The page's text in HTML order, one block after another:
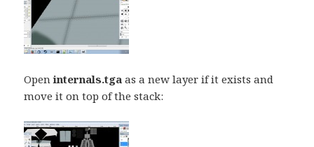
Openinternals.tga as a new layer if it exists and
move it on top of the stack: